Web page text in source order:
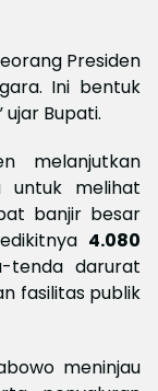
Presiden
Ini bentuk
Bupati.
melanjutkan
untuk melihat
banjir besar
4.080
tenda darurat
fasilitas publik
meninjau